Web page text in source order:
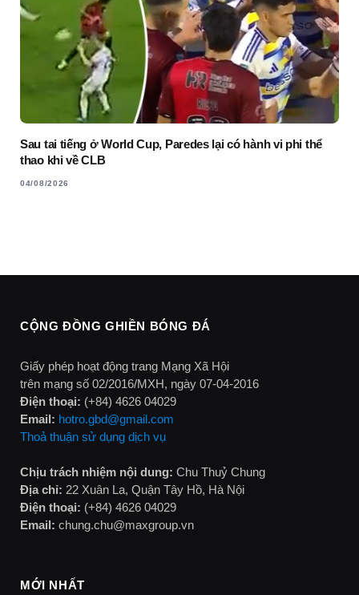
Sau tai tiếng ở World Cup, Paredes lại có hành vi phi thể
thao khi về CLB
04/08/2026
CỘNG ĐỒNG GHIỀN BÓNG ĐÁ
Giấy phép hoạt động trang Mạng Xã Hội
trên mạng số 02/2016/MXH, ngày 07-04-2016
Điện thoại: (+84) 4626 04029
Email: hotro.gbd@gmail.com
Thoả thuận sử dụng dịch vụ
Chịu trách nhiệm nội dung: Chu Thuỷ Chung
Địa chỉ: 22 Xuân La, Quận Tây Hồ, Hà Nội
Điện thoại: (+84) 4626 04029
Email: chung.chu@maxgroup.vn
MỚI NHẤT